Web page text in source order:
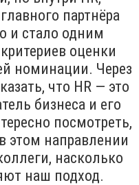
партнёра
и стало одним
оценки
номинации. Через
что HR — это
бизнеса и его
посмотреть,
этом направлении
насколько
наш подход.